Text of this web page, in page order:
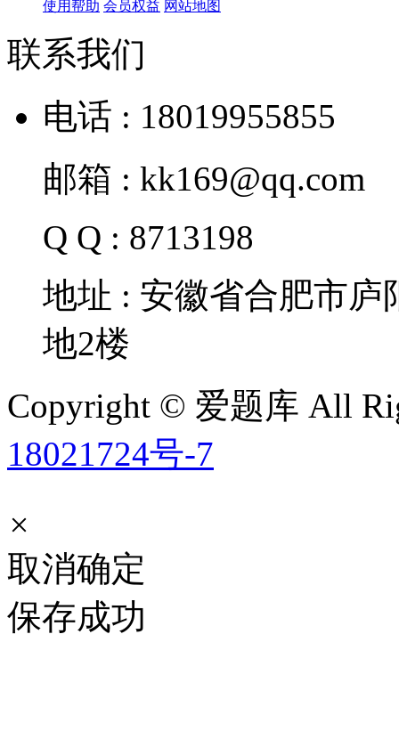
使用帮助 会员权益 网站地图
联系我们
电话 : 18019955855
邮箱 : kk169@qq.com
Q Q : 8713198
地址 : 安徽省合肥市
地2楼
Copyright © 爱题库 All
18021724号-7
×
取消确定
保存成功